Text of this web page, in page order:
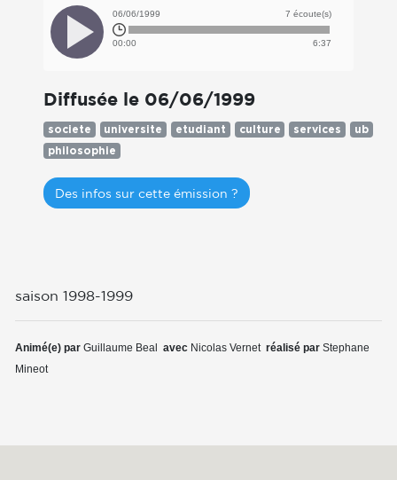
06/06/1999 7 écoute(s)
00:00 6:37
Diffusée le 06/06/1999
societe universite etudiant culture services
ub
philosophie
Des infos sur cette émission ?
saison 1998-1999
Animé(e) par Guillaume Beal avec Nicolas Vernet réalisé par Stephane
Mineot